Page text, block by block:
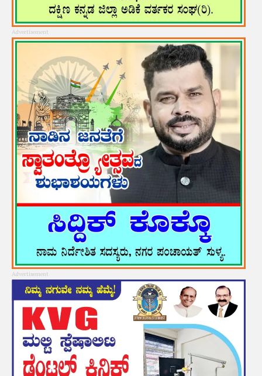
Advertisement
Advertisement